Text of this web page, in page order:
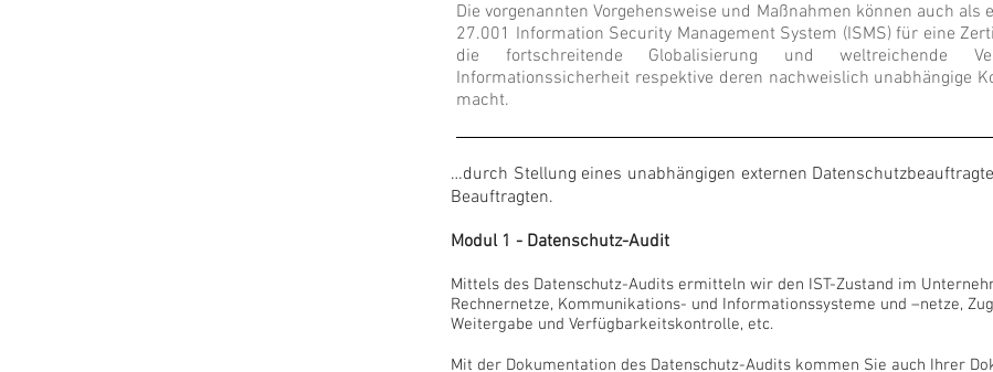
Die vorgenannten Vorgehensweise und Maßnahmen können auch als
27.001 Information Security Management System (ISMS) für eine
die fortschreitende Globalisierung und weltreichende
Informationssicherheit respektive deren nachweislich unabhängige
macht.
…durch Stellung eines unabhängigen externen
Beauftragten.
Modul 1 - Datenschutz-Audit
Mittels des Datenschutz-Audits ermitteln wir den IST-Zustand im
Rechnernetze, Kommunikations- und Informationssysteme und –netze,
Weitergabe und Verfügbarkeitskontrolle, etc.
Mit der Dokumentation des Datenschutz-Audits kommen Sie auch Ihrer